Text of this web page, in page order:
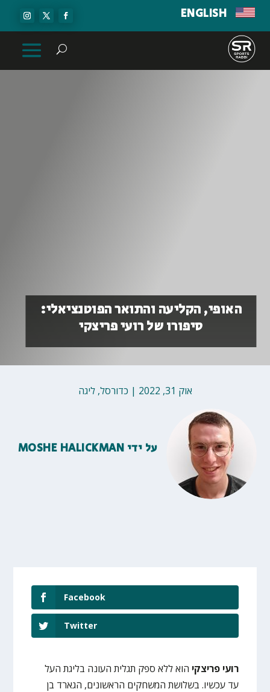
ENGLISH
האופי, הקליעה והתואר הפוטנציאלי:
סיפורו של רועי פריצקי
אוק 31, 2022 | כדורסל,ליגה
על ידי MOSHE HALICKMAN
Facebook
Twitter
רועי פריצקי הוא ללא ספק תגלית העונה בליגת העל
עד עכשיו. בשלושת המשחקים הראשונים, הגארד בן